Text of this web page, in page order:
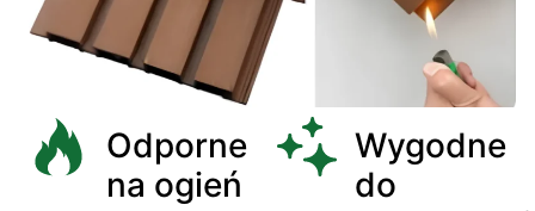
Odporne
na ogień
Wygodne
do